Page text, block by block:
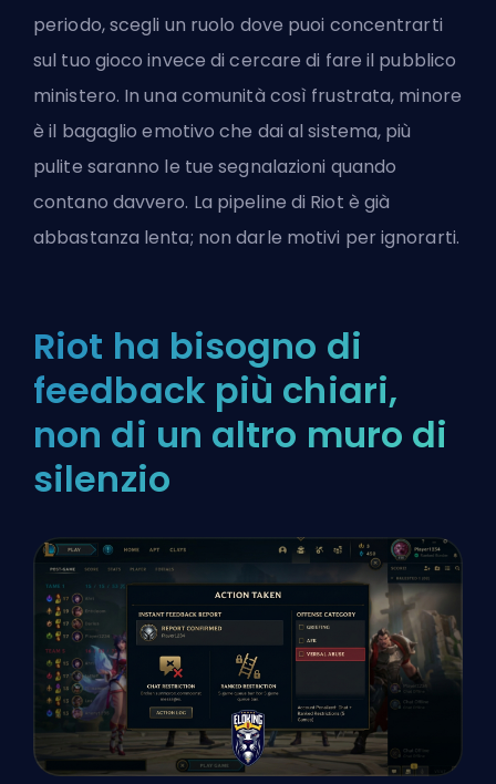
periodo, scegli un ruolo dove puoi concentrarti
sul tuo gioco invece di cercare di fare il pubblico
ministero. In una comunità così frustrata, minore
è il bagaglio emotivo che dai al sistema, più
pulite saranno le tue segnalazioni quando
contano davvero. La pipeline di Riot è già
abbastanza lenta; non darle motivi per ignorarti.
Riot ha bisogno di
feedback più chiari,
non di un altro muro di
silenzio